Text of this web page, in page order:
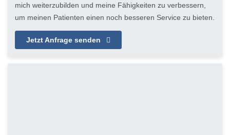
mich weiterzubilden und meine Fähigkeiten zu verbessern,
um meinen Patienten einen noch besseren Service zu bieten.
Jetzt Anfrage senden